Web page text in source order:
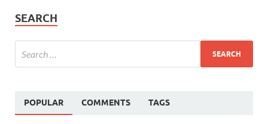
SEARCH
POPULAR COMMENTS TAGS